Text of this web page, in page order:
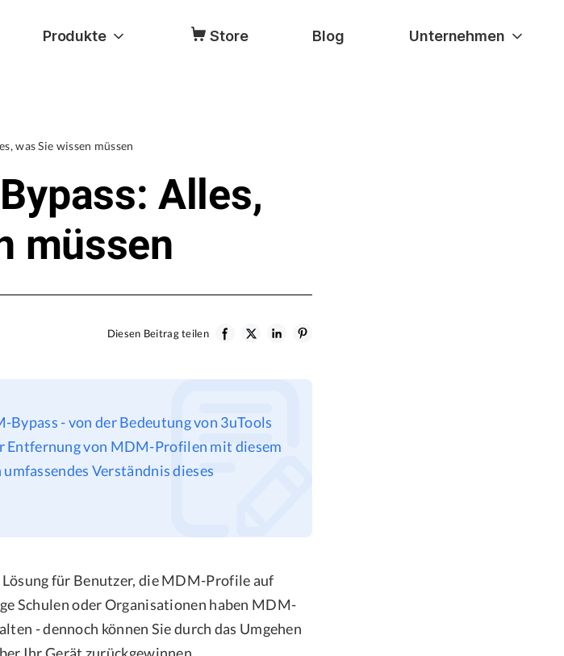
Produkte Store Blog Unternehmen
was Sie wissen müssen
Alles,
müssen
Diesen Beitrag teilen
Bypass - von der Bedeutung von 3uTools
Entfernung von MDM-Profilen mit diesem
Verständnis dieses
für Benutzer, die MDM-Profile auf
Schulen oder Organisationen haben MDM-
- dennoch können Sie durch das Umgehen